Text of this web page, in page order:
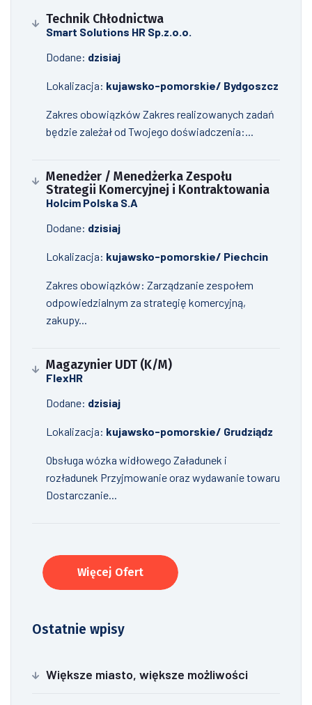
Technik Chłodnictwa
Smart Solutions HR Sp.z.o.o.
Dodane: dzisiaj
Lokalizacja: kujawsko-pomorskie/ Bydgoszcz
Zakres obowiązków Zakres realizowanych zadań
będzie zależał od Twojego doświadczenia:...
Menedżer / Menedżerka Zespołu
Strategii Komercyjnej i Kontraktowania
Holcim Polska S.A
Dodane: dzisiaj
Lokalizacja: kujawsko-pomorskie/ Piechcin
Zakres obowiązków: Zarządzanie zespołem
odpowiedzialnym za strategię komercyjną,
zakupy...
Magazynier UDT (K/M)
FlexHR
Dodane: dzisiaj
Lokalizacja: kujawsko-pomorskie/ Grudziądz
Obsługa wózka widłowego Załadunek i
rozładunek Przyjmowanie oraz wydawanie towaru
Dostarczanie...
Więcej Ofert
Ostatnie wpisy
Większe miasto, większe możliwości